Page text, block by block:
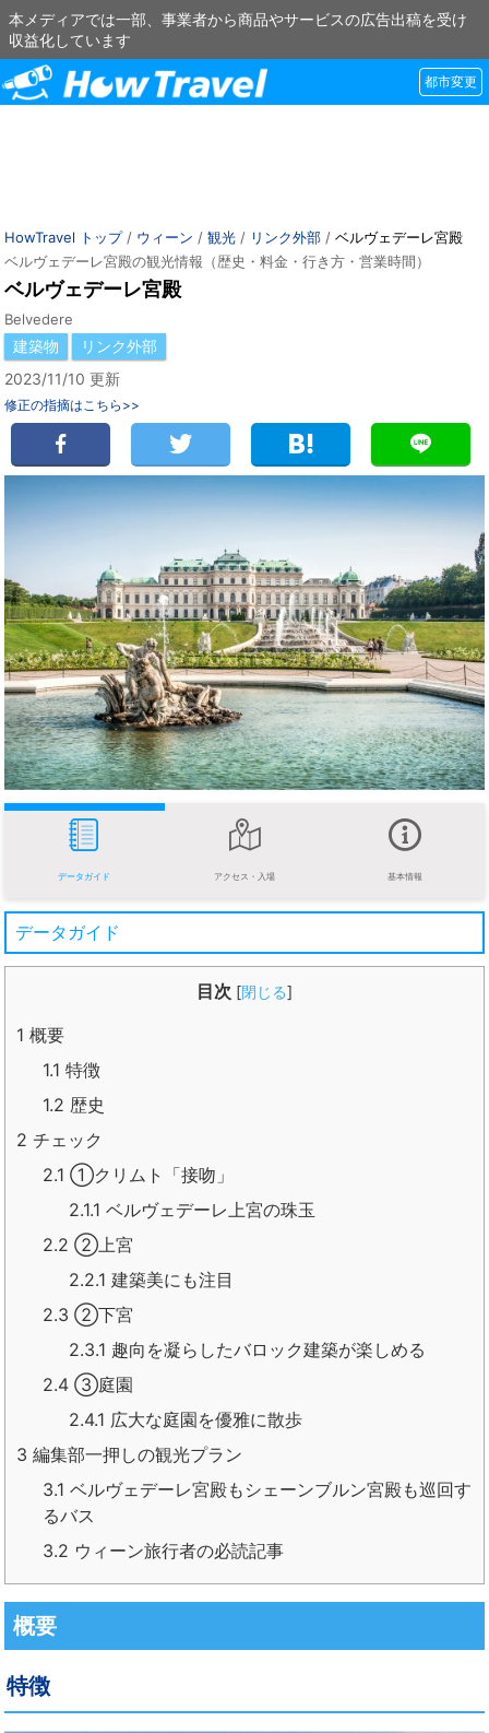
本メディアでは一部、事業者から商品やサービスの広告出稿を受け
収益化しています
都市変更
HowTravel トップ/ ウィーン / 観光 / リンク外部 / ベルヴェデーレ宮殿
ベルヴェデーレ宮殿の観光情報（歴史・料金・行き方・営業時間）
ベルヴェデーレ宮殿
Belvedere
建築物
リンク外部
2023/11/10 更新
修正の指摘はこちら>>
データガイド アクセス・入場 基本情報
データガイド
目次 [閉じる]
1 概要
1.1 特徴
1.2 歴史
2 チェック
2.1 ①クリムト「接吻」
2.1.1 ベルヴェデーレ上宮の珠玉
2.2 ②上宮
2.2.1 建築美にも注目
2.3 ②下宮
2.3.1 趣向を凝らしたバロック建築が楽しめる
2.4 ③庭園
2.4.1 広大な庭園を優雅に散歩
3 編集部一押しの観光プラン
3.1 ベルヴェデーレ宮殿もシェーンブルン宮殿も巡回す
るバス
3.2 ウィーン旅行者の必読記事
概要
特徴